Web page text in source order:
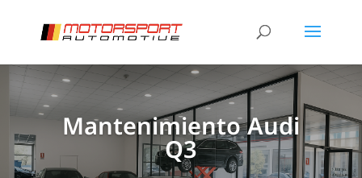
Mantenimiento Audi
Q3
[/et_pb_slide] [/et_pb_slide]